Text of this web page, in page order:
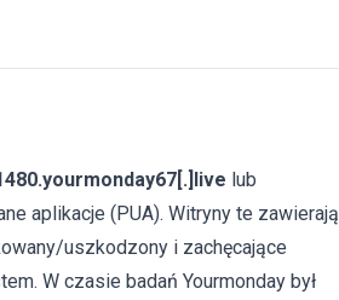
lub
aplikacje (PUA). Witryny te zawierają
uszkodzony i zachęcające
W czasie badań Yourmonday był